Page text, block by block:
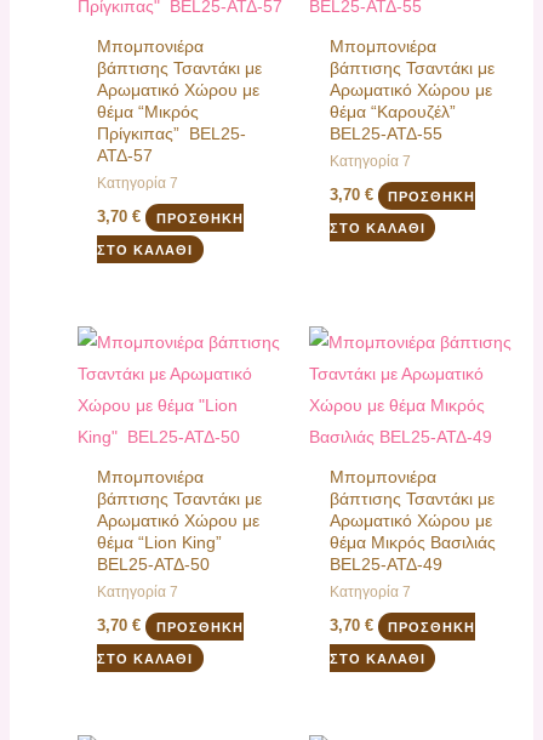
Μπομπονιέρα
βάπτισης Τσαντάκι με
Αρωματικό Χώρου με
θέμα “Μικρός
Πρίγκιπας” BEL25-
ΑΤΔ-57
Κατηγορία 7
3,70€ ΠΡΟΣΘΉΚΗ
ΣΤΟ ΚΑΛΆΘΙ
Μπομπονιέρα
βάπτισης Τσαντάκι με
Αρωματικό Χώρου με
θέμα “Καρουζέλ”
BEL25-ΑΤΔ-55
Κατηγορία 7
3,70 € ΠΡΟΣΘΉΚΗ
ΣΤΟ ΚΑΛΆΘΙ
Μπομπονιέρα
βάπτισης Τσαντάκι με
Αρωματικό Χώρου με
θέμα “Lion King”
BEL25-ΑΤΔ-50
Κατηγορία 7
3,70€ ΠΡΟΣΘΉΚΗ
ΣΤΟ ΚΑΛΆΘΙ
Μπομπονιέρα
βάπτισης Τσαντάκι με
Αρωματικό Χώρου με
θέμα Μικρός Βασιλιάς
BEL25-ΑΤΔ-49
Κατηγορία 7
3,70 € ΠΡΟΣΘΉΚΗ
ΣΤΟ ΚΑΛΆΘΙ